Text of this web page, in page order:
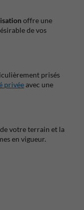
offre une
de vos
prisés
privéeavec une
votre terrain et la
en vigueur.